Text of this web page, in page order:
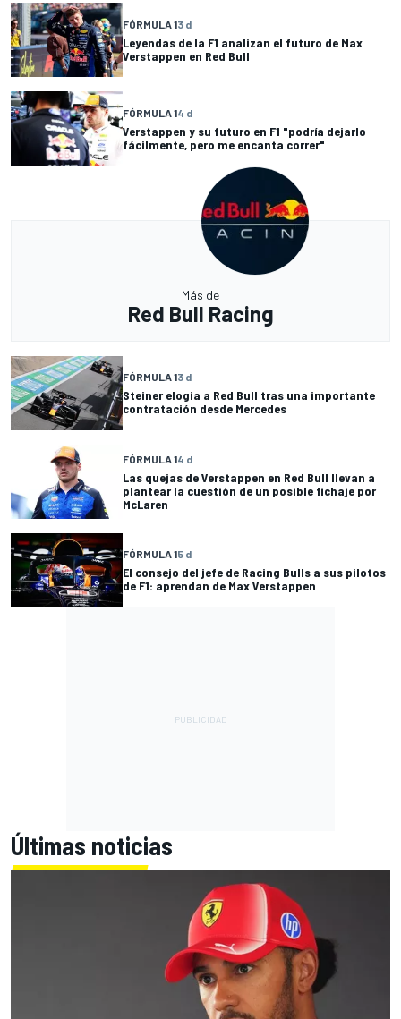
FÓRMULA 13 d
Leyendas de la F1 analizan el futuro de Max
Verstappen en Red Bull
FÓRMULA 14 d
Verstappen y su futuro en F1 "podría dejarlo
fácilmente, pero me encanta correr"
Más de
Red Bull Racing
FÓRMULA 13 d
Steiner elogia a Red Bull tras una importante
contratación desde Mercedes
FÓRMULA 14 d
Las quejas de Verstappen en Red Bull llevan a
plantear la cuestión de un posible fichaje por
McLaren
FÓRMULA 15 d
El consejo del jefe de Racing Bulls a sus pilotos
de F1: aprendan de Max Verstappen
Últimas noticias